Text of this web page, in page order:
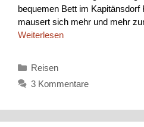
bequemen Bett im Kapitänsdorf
mausert sich mehr und mehr
Weiterlesen
Kategorien
Reisen
3 Kommentare